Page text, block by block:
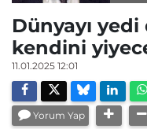
Dünyayı
kendini
11.01.2025 12:01
Yorum Yap